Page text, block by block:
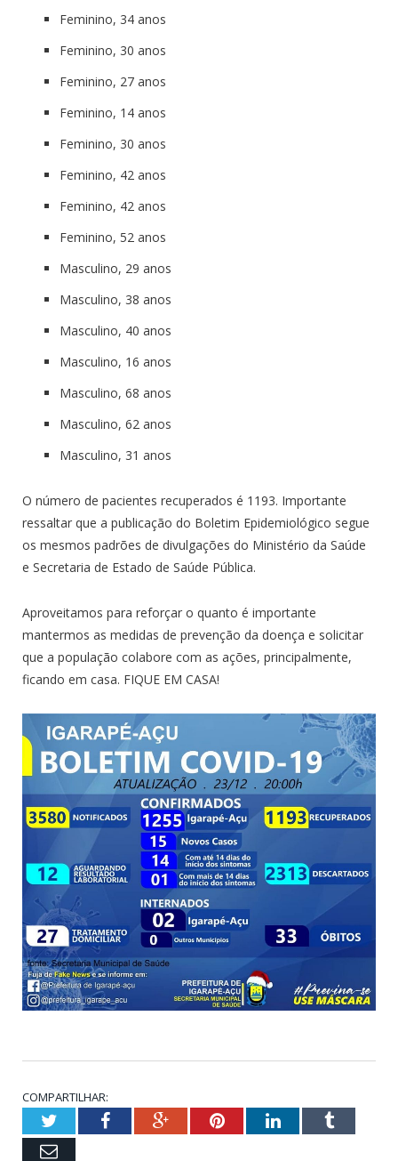
Feminino, 34 anos
Feminino, 30 anos
Feminino, 27 anos
Feminino, 14 anos
Feminino, 30 anos
Feminino, 42 anos
Feminino, 42 anos
Feminino, 52 anos
Masculino, 29 anos
Masculino, 38 anos
Masculino, 40 anos
Masculino, 16 anos
Masculino, 68 anos
Masculino, 62 anos
Masculino, 31 anos
O número de pacientes recuperados é 1193. Importante
ressaltar que a publicação do Boletim Epidemiológico segue
os mesmos padrões de divulgações do Ministério da Saúde
e Secretaria de Estado de Saúde Pública.
Aproveitamos para reforçar o quanto é importante
mantermos as medidas de prevenção da doença e solicitar
que a população colabore com as ações, principalmente,
ficando em casa. FIQUE EM CASA!
COMPARTILHAR:
TwitterFacebookGoogle+PinterestLinkedInTumblr
Email